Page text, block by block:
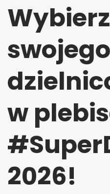
Wybierz
swojego
w
2026!